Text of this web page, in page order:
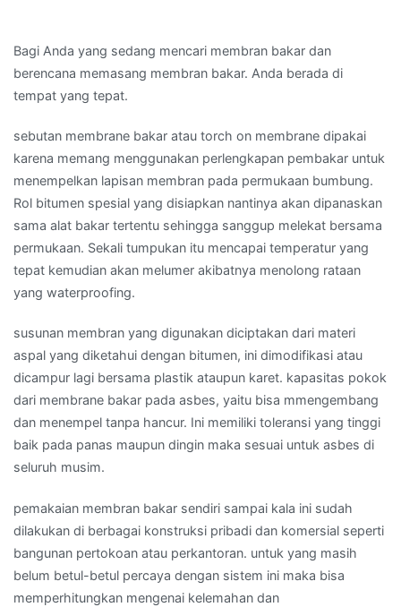
Bagi Anda yang sedang mencari membran bakar dan
berencana memasang membran bakar. Anda berada di
tempat yang tepat.
sebutan membrane bakar atau torch on membrane dipakai
karena memang menggunakan perlengkapan pembakar untuk
menempelkan lapisan membran pada permukaan bumbung.
Rol bitumen spesial yang disiapkan nantinya akan dipanaskan
sama alat bakar tertentu sehingga sanggup melekat bersama
permukaan. Sekali tumpukan itu mencapai temperatur yang
tepat kemudian akan melumer akibatnya menolong rataan
yang waterproofing.
susunan membran yang digunakan diciptakan dari materi
aspal yang diketahui dengan bitumen, ini dimodifikasi atau
dicampur lagi bersama plastik ataupun karet. kapasitas pokok
dari membrane bakar pada asbes, yaitu bisa mmengembang
dan menempel tanpa hancur. Ini memiliki toleransi yang tinggi
baik pada panas maupun dingin maka sesuai untuk asbes di
seluruh musim.
pemakaian membran bakar sendiri sampai kala ini sudah
dilakukan di berbagai konstruksi pribadi dan komersial seperti
bangunan pertokoan atau perkantoran. untuk yang masih
belum betul-betul percaya dengan sistem ini maka bisa
memperhitungkan mengenai kelemahan dan